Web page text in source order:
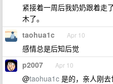
紧接着一周后我奶奶跟着走
木了。
taohua1c Apr 10
感情总是后知后觉
p2007 Apr 10
@taohua1c 是的，亲人刚